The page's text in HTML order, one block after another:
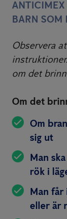
BARN SOM
Observera
om det
Om det
Om
sig ut
Man
rök i
Man får
eller är